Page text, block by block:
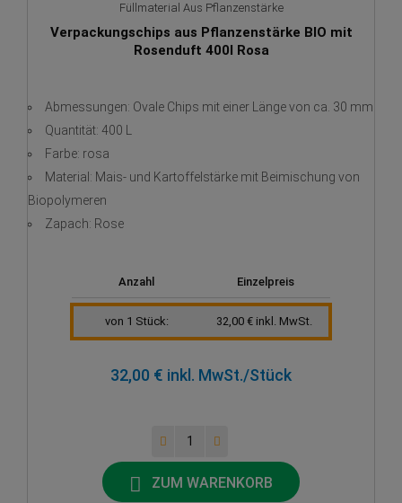
Füllmaterial Aus Pflanzenstärke
Verpackungschips aus Pflanzenstärke BIO mit
Rosenduft 400l Rosa
Abmessungen: Ovale Chips mit einer Länge von ca. 30 mm
Quantität: 400 L
Farbe: rosa
Material: Mais- und Kartoffelstärke mit Beimischung von
Biopolymeren
Zapach: Rose
Anzahl Einzelpreis
von 1 Stück: 32,00 € inkl. MwSt.
32,00 € inkl. MwSt./Stück
ZUM WARENKORB